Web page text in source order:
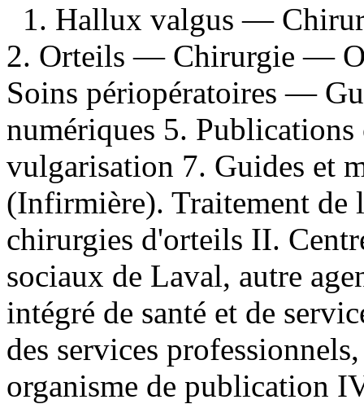
1. Hallux valgus —
2. Orteils — Chirurgie —
Soins périopératoires —
numériques 5.
vulgarisation 7. Guides et
(Infirmière). Traitement de
chirurgies d'orteils II.
sociaux de Laval, autre
intégré de santé et de
des services
organisme de publication